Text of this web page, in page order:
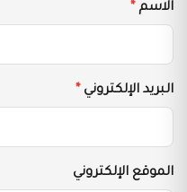
الاسم *
البريد الإلكتروني *
الموقع الإلكتروني